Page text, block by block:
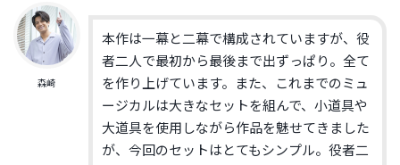
森崎
本作は一幕と二幕で構成されていますが、 役
者二人で最初から最後まで出ずっぱり。 全て
を作り上げています。また、
これまでのミュ
ージカルは大きなセットを組んで、 小道具や
大道具を使用しながら作品を魅せてきました
が、 今回のセットはとてもシンプル。役者二